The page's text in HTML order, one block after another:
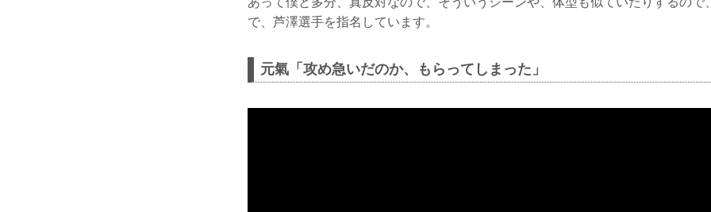
で、芦澤選手を指名しています。
元氣「攻め急いだのか、もらってしまった」